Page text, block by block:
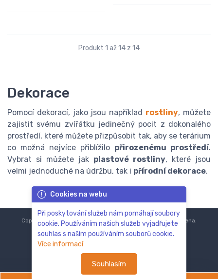
Produkt 1 až 14 z 14
Dekorace
Pomocí dekorací, jako jsou například rostliny, můžete
zajistit svému zvířátku jedinečný pocit z dokonalého
prostředí, které můžete přizpůsobit tak, aby se terárium
co možná nejvíce přiblížilo přirozenému prostředí.
Vybrat si můžete jak plastové rostliny, které jsou
velmi jednoduché na údržbu, tak i přírodní dekorace.
Cookies na webu
Při poskytování služeb nám pomáhají soubory
cookie. Používáním našich služeb vyjadřujete
souhlas s naším používáním souborů cookie.
Více informací
Souhlasím
Copyright © 2018-2024ZoOo.cz®Všechna práva vyhrazena.